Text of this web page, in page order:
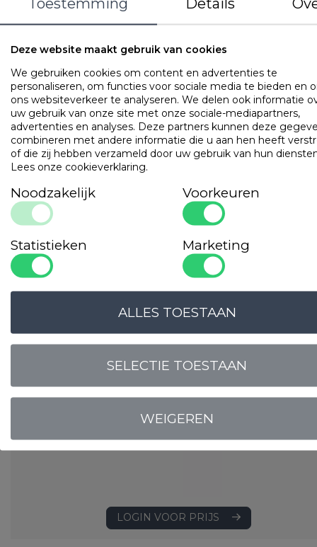
Materiaal
100% katoen
Kenmerken
250 thread count perkal
140 gr/m2
20 mm satijnstreep
OMSCHRIJVING UITVOERINGEN
Katoenen dekbedovertrek inclusief kussensloop van 60 x
producten
Cley Hotel Professional
Art. VADB15TH
LOGIN VOOR PRIJS
Deze website maakt gebruik van cookies
We gebruiken cookies om content en advertenties te
personaliseren, om functies voor sociale media te bieden en
ons websiteverkeer te analyseren. We delen ook informatie
uw gebruik van onze site met onze sociale-mediapartners,
advertenties en analyses. Deze partners kunnen deze
combineren met andere informatie die u aan hen heeft
of die zij hebben verzameld door uw gebruik van hun
Lees onze cookieverklaring.
Noodzakelijk Voorkeuren
Statistieken Marketing
WEIGEREN
SELECTIE TOESTAAN
ALLES TOESTAAN